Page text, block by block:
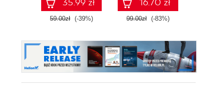
35.99 zł
59.00zł (-39%)
16.70 zł
99.00zł (-83%)